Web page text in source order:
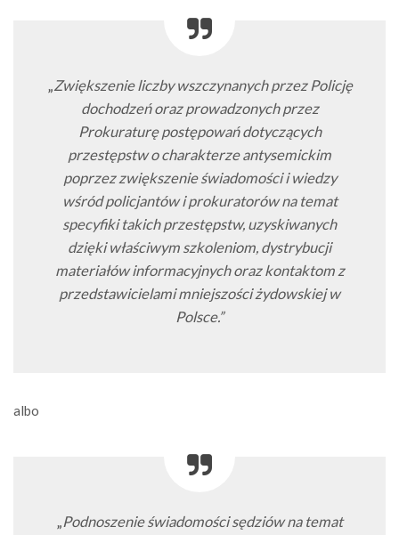
„Zwiększenie liczby wszczynanych przez Policję
dochodzeń oraz prowadzonych przez
Prokuraturę postępowań dotyczących
przestępstw o charakterze antysemickim
poprzez zwiększenie świadomości i wiedzy
wśród policjantów i prokuratorów na temat
specyfiki takich przestępstw, uzyskiwanych
dzięki właściwym szkoleniom, dystrybucji
materiałów informacyjnych oraz kontaktom z
przedstawicielami mniejszości żydowskiej w
Polsce.”
albo
„Podnoszenie świadomości sędziów na temat